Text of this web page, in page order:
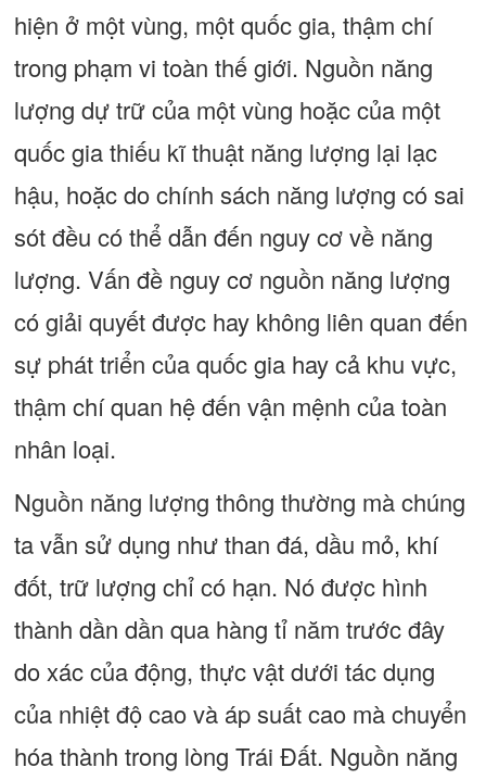
hiện ở một vùng, một quốc gia, thậm chí
trong phạm vi toàn thế giới. Nguồn năng
lượng dự trữ của một vùng hoặc của một
quốc gia thiếu kĩ thuật năng lượng lại lạc
hậu, hoặc do chính sách năng lượng có sai
sót đều có thể dẫn đến nguy cơ về năng
lượng. Vấn đề nguy cơ nguồn năng lượng
có giải quyết được hay không liên quan đến
sự phát triển của quốc gia hay cả khu vực,
thậm chí quan hệ đến vận mệnh của toàn
nhân loại.
Nguồn năng lượng thông thường mà chúng
ta vẫn sử dụng như than đá, dầu mỏ, khí
đốt, trữ lượng chỉ có hạn. Nó được hình
thành dần dần qua hàng tỉ năm trước đây
do xác của động, thực vật dưới tác dụng
của nhiệt độ cao và áp suất cao mà chuyển
hóa thành trong lòng Trái Đất. Nguồn năng